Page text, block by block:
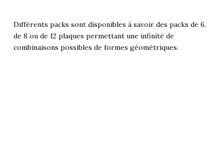
Différents packs sont disponibles à savoir des packs de 6,
de 8 ou de 12 plaques permettant une infinité de
combinaisons possibles de formes géométriques.